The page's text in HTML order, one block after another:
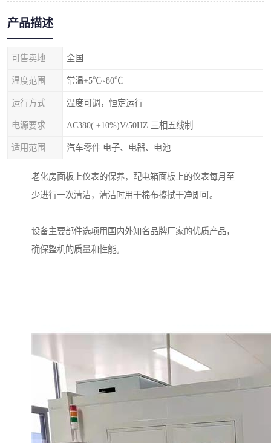
产品描述
可售卖地 全国
温度范围 常温+5℃~80℃
运行方式 温度可调，恒定运行
电源要求 AC380( ±10%)V/50HZ 三相五线制
适用范围 汽车零件 电子、电器、电池
老化房面板上仪表的保养，配电箱面板上的仪表每月至
少进行一次清洁，清洁时用干棉布擦拭干净即可。
设备主要部件选项用国内外知名品牌厂家的优质产品，
确保整机的质量和性能。